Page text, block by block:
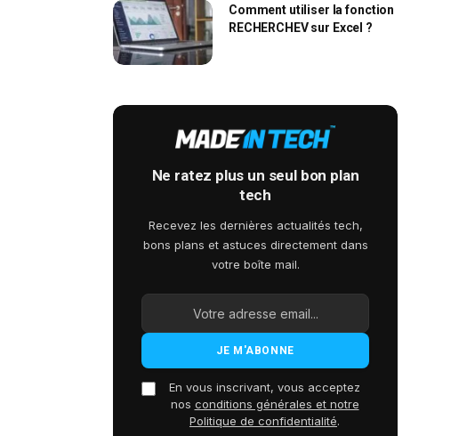
Comment utiliser la fonction
RECHERCHEV sur Excel ?
Ne ratez plus un seul bon plan
tech
Recevez les dernières actualités tech,
bons plans et astuces directement dans
votre boîte mail.
En vous inscrivant, vous acceptez
nos conditions générales et notre
Politique de confidentialité.